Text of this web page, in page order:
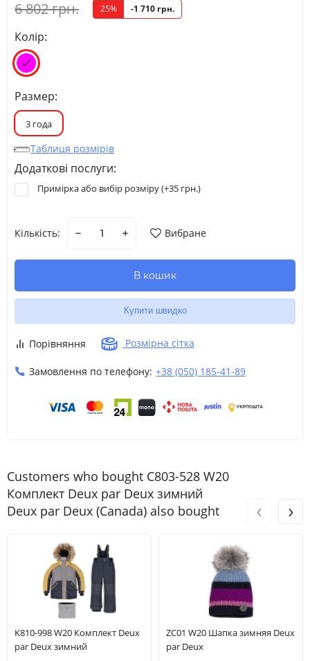
6 802 грн. 25% -1 710 грн.
Колір:
Размер:
3 года
Таблиця розмірів
Додаткові послуги:
Примірка або вибір розміру (+35 грн.)
Кількість: Вибране
В кошик
Купити швидко
Порівняння Розмірна сітка
Замовлення по телефону: +38 (050) 185-41-89
Customers who bought C803-528 W20
Комплект Deux par Deux зимний
Deux par Deux (Canada) also bought
K810-998 W20 Комплект Deux
par Deux зимний
ZC01 W20 Шапка зимняя Deux
par Deux
‹ ›